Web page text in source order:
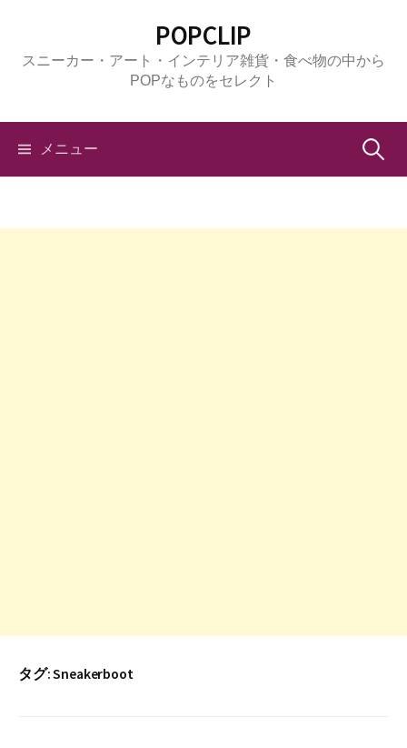
POPCLIP
スニーカー・アート・インテリア雑貨・食べ物の中から
POPなものをセレクト
メニュー 検
タグ:Sneakerboot